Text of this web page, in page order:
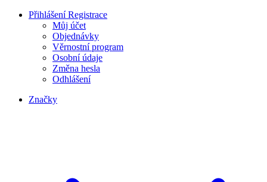
PřihlášeníRegistrace
Můj účet
Objednávky
Věrnostní program
Osobní údaje
Změna hesla
Odhlášení
Značky